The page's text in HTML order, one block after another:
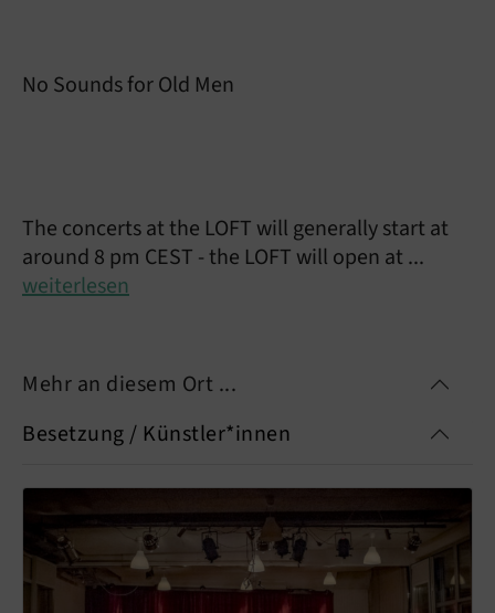
No Sounds for Old Men
The concerts at the LOFT will generally start at
around 8 pm CEST - the LOFT will open at ...
weiterlesen
Mehr an diesem Ort ...
Besetzung / Künstler*innen